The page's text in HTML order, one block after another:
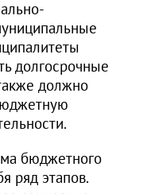
долгосрочные
должно
бюджетного
ряд этапов.